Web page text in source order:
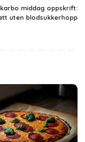
middag oppskrift:
uten blodsukkerhopp